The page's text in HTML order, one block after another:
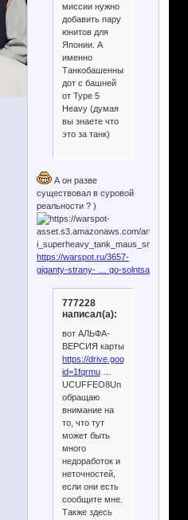
миссии нужно
добавить пару
юнитов для
Японии. А
именно
Танкобашенный
дот с башней
от Type 5
Heavy (думая
вы знаете что
это за танк)
А он разве
существовал в суровой
реальности ? )
https://warspot.ru/3657-
giganty-strany- … go-solntsa
777228
написал(а):
вот АЛЬФА-
ВЕРСИЯ карты
https://drive.google.com/open?
id=1fqrmu…
UCUFFEO8Un
обращаю
внимание на
то, что тут
может быть
много
недоработок и
неточностей,
если они есть
сообщите мне.
Также здесь